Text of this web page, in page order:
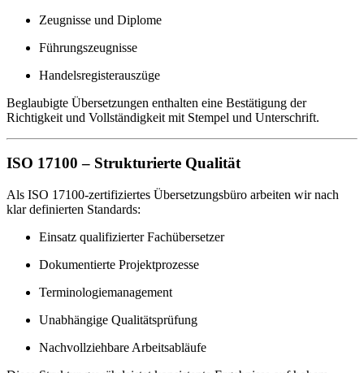
Zeugnisse und Diplome
Führungszeugnisse
Handelsregisterauszüge
Beglaubigte Übersetzungen enthalten eine Bestätigung der
Richtigkeit und Vollständigkeit mit Stempel und Unterschrift.
ISO 17100 – Strukturierte Qualität
Als ISO 17100-zertifiziertes Übersetzungsbüro arbeiten wir nach
klar definierten Standards:
Einsatz qualifizierter Fachübersetzer
Dokumentierte Projektprozesse
Terminologiemanagement
Unabhängige Qualitätsprüfung
Nachvollziehbare Arbeitsabläufe